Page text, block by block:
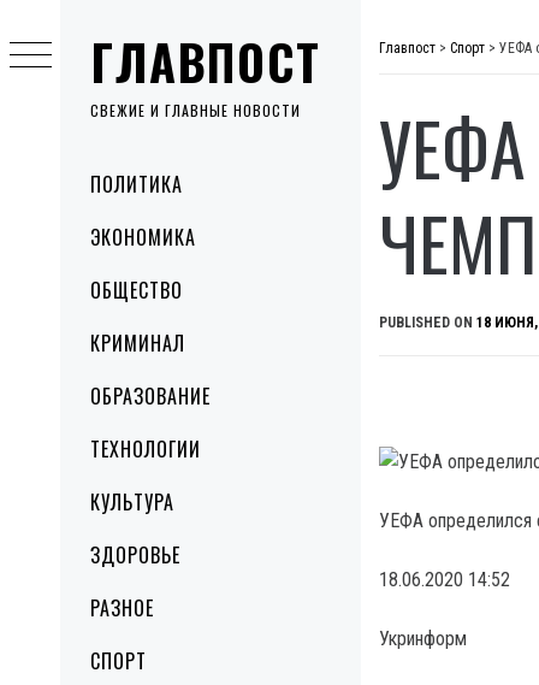
ГЛАВПОСТ
СВЕЖИЕ И ГЛАВНЫЕ НОВОСТИ
MenuПОЛИТИКА
ЭКОНОМИКА
ОБЩЕСТВО
КРИМИНАЛ
ОБРАЗОВАНИЕ
ТЕХНОЛОГИИ
КУЛЬТУРА
ЗДОРОВЬЕ
РАЗНОЕ
СПОРТ
to
content
Главпост > Спорт > УЕФА
PUBLISHED ON 18 ИЮНЯ,
УЕФА определился
18.06.2020 14:52
Укринформ